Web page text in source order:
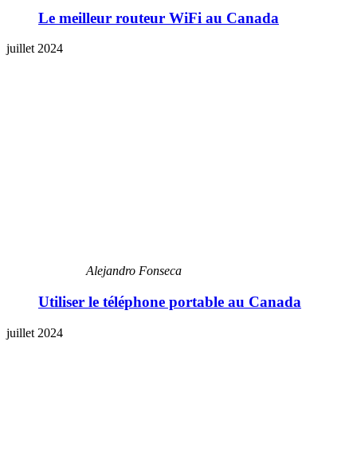
Le meilleur routeur WiFi au Canada
juillet 2024
Alejandro Fonseca
Utiliser le téléphone portable au Canada
juillet 2024